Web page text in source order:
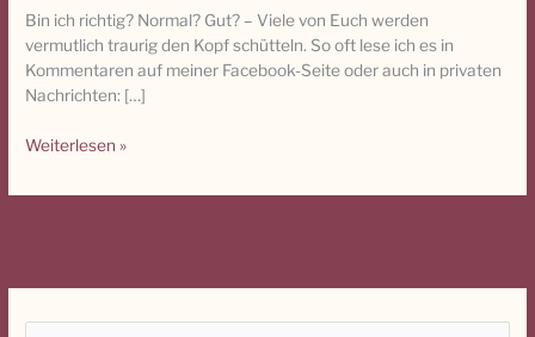
Bin ich richtig? Normal? Gut? – Viele von Euch werden
vermutlich traurig den Kopf schütteln. So oft lese ich es in
Kommentaren auf meiner Facebook-Seite oder auch in privaten
Nachrichten: […]
Dich
noch
falsch
oder
Du
DU?
Weiterlesen »